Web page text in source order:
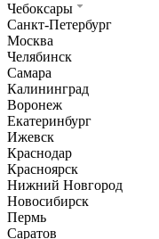
Чебоксары
Санкт-Петербург
Москва
Челябинск
Самара
Калининград
Воронеж
Екатеринбург
Ижевск
Краснодар
Красноярск
Нижний Новгород
Новосибирск
Пермь
Саратов